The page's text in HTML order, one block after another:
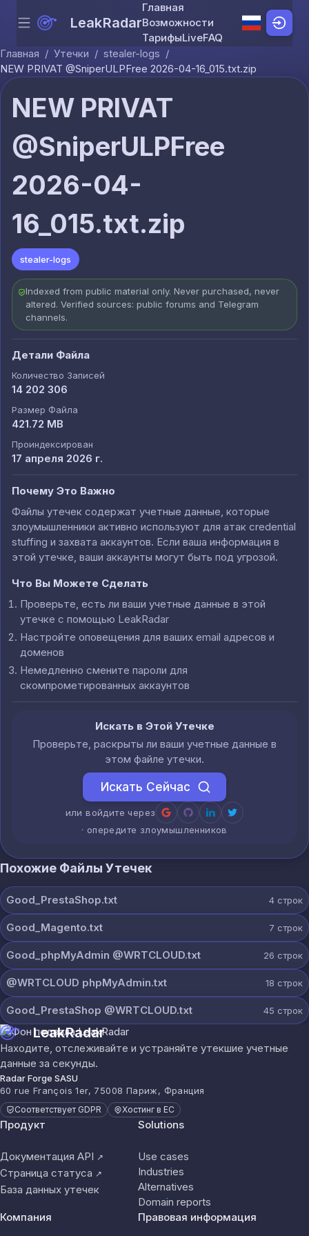
Skip to content
Menu LeakRadar
Главная
Возможности
ТарифыLiveFAQ
Главная / Утечки / stealer-logs /
NEW PRIVAT @SniperULPFree 2026-04-16_015.txt.zip
NEW PRIVAT
@SniperULPFree
2026-04-
16_015.txt.zip
stealer-logs
Indexed from public material only. Never purchased, never
altered. Verified sources: public forums and Telegram
channels.
Детали Файла
Количество Записей
14 202 306
Размер Файла
421.72 MB
Проиндексирован
17 апреля 2026 г.
Почему Это Важно
Файлы утечек содержат учетные данные, которые
злоумышленники активно используют для атак credential
stuffing и захвата аккаунтов. Если ваша информация в
этой утечке, ваши аккаунты могут быть под угрозой.
Что Вы Можете Сделать
Проверьте, есть ли ваши учетные данные в этой
утечке с помощью LeakRadar
Настройте оповещения для ваших email адресов и
доменов
Немедленно смените пароли для
скомпрометированных аккаунтов
Искать в Этой Утечке
Проверьте, раскрыты ли ваши учетные данные в
этом файле утечки.
Искать Сейчас
или войдите через
· опередите злоумышленников
Похожие Файлы Утечек
Good_PrestaShop.txt 4 строк
Good_Magento.txt 7 строк
Good_phpMyAdmin @WRTCLOUD.txt 26 строк
@WRTCLOUD phpMyAdmin.txt 18 строк
Good_PrestaShop @WRTCLOUD.txt 45 строк
LeakRadar
Находите, отслеживайте и устраняйте утекшие учетные
данные за секунды.
Radar Forge SASU
60 rue François 1er, 75008 Париж, Франция
Соответствует GDPR Хостинг в ЕС
Продукт
Документация API ↗
Страница статуса ↗
База данных утечек
Solutions
Use cases
Industries
Alternatives
Domain reports
Компания
Правовая информация